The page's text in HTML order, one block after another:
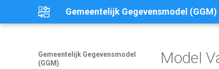
Gemeentelijk Gegevensmodel (GGM)
Gemeentelijk Gegevensmodel
(GGM)
Model